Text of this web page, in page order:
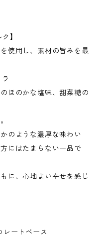
】
使用し、素材の旨みを最
ほのかな塩味、甜菜糖の
のような濃厚な味わい
にはたまらない一品で
に、心地よい幸せを感じ
ートベース